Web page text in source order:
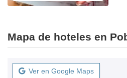
Mapa de hoteles en
Ver en Google Maps